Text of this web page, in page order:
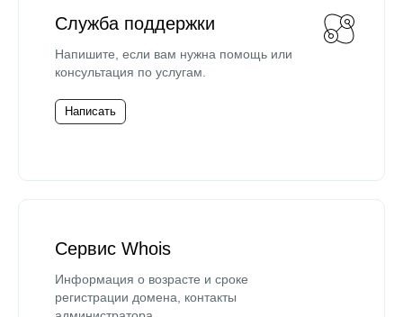
Служба поддержки
Напишите, если вам нужна помощь или
консультация по услугам.
Написать
Сервис Whois
Информация о возрасте и сроке
регистрации домена, контакты